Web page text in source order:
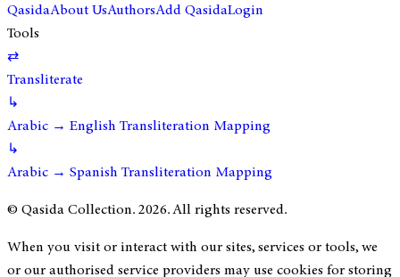
QasidaAbout UsAuthorsAdd QasidaLogin
Tools
⇄
Transliterate
↳
Arabic → English Transliteration Mapping
↳
Arabic → Spanish Transliteration Mapping
© Qasida Collection.2026. All rights reserved.
When you visit or interact with our sites, services or tools, we
or our authorised service providers may use cookies for storing